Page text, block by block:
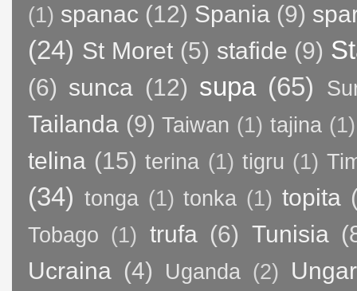
(1) spanac (12) Spania (9)
(24) St Moret (5) stafide (9)
(6) sunca (12) supa (65)
Tailanda (9) Taiwan (1) tajina (1)
telina (15) terina (1) tigru (1)
(34) tonga (1) tonka (1) topita
Tobago (1) trufa (6) Tunisia
Ucraina (4) Uganda (2)